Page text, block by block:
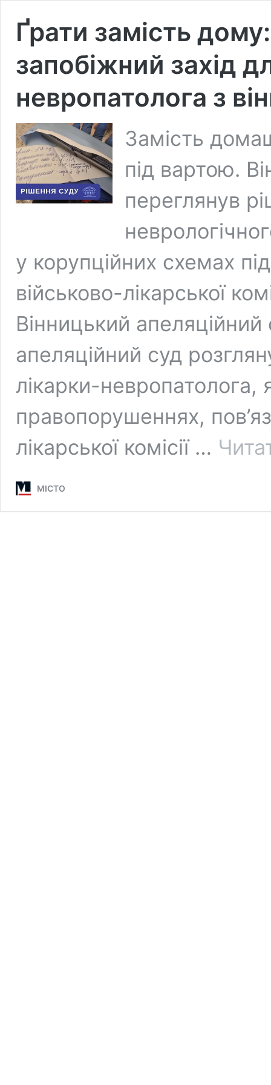
Ґрати замість
запобіжний захід
невропатолога з
Замість
під вартою.
переглянув
у корупційних схемах
військово-лікарської
Вінницький
апеляційний суд
лікарки-невропатолога,
правопорушеннях,
лікарської комісії …
МІСТО